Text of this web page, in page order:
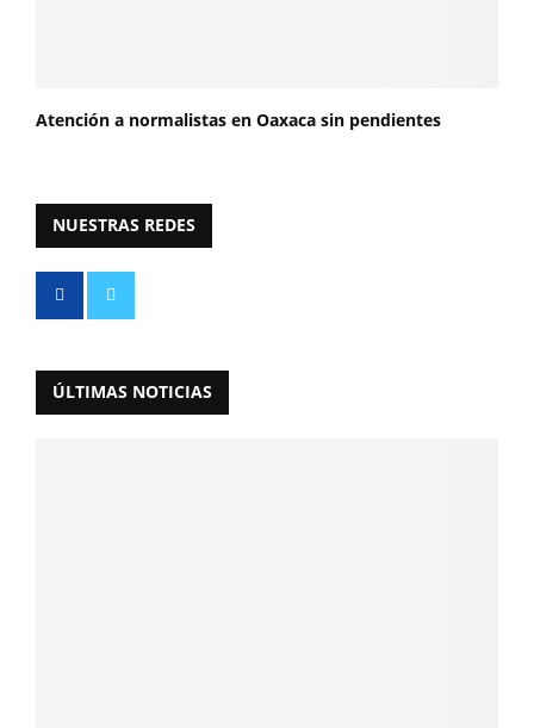
Atención a normalistas en Oaxaca sin pendientes
NUESTRAS REDES
ÚLTIMAS NOTICIAS